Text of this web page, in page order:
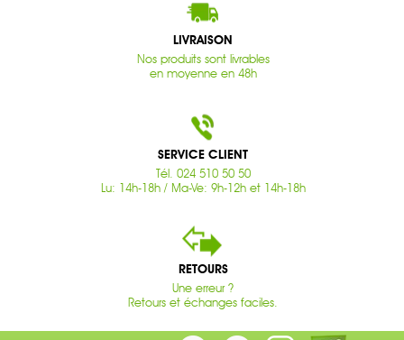
LIVRAISON
Nos produits sont livrables
en moyenne en 48h
SERVICE CLIENT
Tél. 024 510 50 50
Lu: 14h-18h / Ma-Ve: 9h-12h et 14h-18h
RETOURS
Une erreur ?
Retours et échanges faciles.